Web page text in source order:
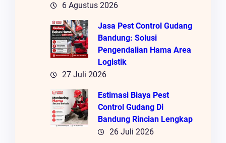
6 Agustus 2026
Jasa Pest Control Gudang
Bandung: Solusi
Pengendalian Hama Area
Logistik
27 Juli 2026
Estimasi Biaya Pest
Control Gudang Di
Bandung Rincian Lengkap
26 Juli 2026